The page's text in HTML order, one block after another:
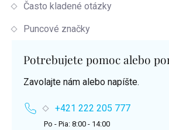
Často kladené otázky
Puncové značky
Potrebujete pomoc alebo
Zavolajte nám alebo napíšte.
+421 222 205 777
Po - Pia: 8:00 - 14:00